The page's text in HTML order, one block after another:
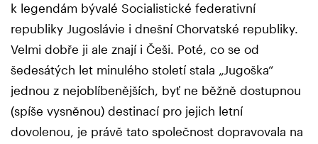
k legendám bývalé Socialistické federativní
republiky Jugoslávie i dnešní Chorvatské republiky.
Velmi dobře ji ale znají i Češi. Poté, co se od
šedesátých let minulého století stala „Jugoška“
jednou z nejoblíbenějších, byť ne běžně dostupnou
(spíše vysněnou) destinací pro jejich letní
dovolenou, je právě tato společnost dopravovala na